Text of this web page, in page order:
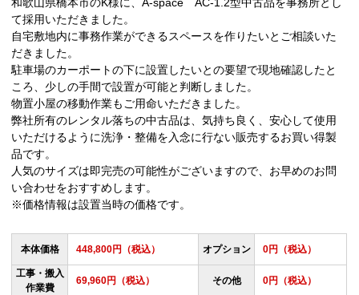
て採用いただきました。
自宅敷地内に事務作業ができるスペースを作りたいとご相談いた
だきました。
駐車場のカーポートの下に設置したいとの要望で現地確認したと
ころ、少しの手間で設置が可能と判断しました。
物置小屋の移動作業もご用命いただきました。
弊社所有のレンタル落ちの中古品は、気持ち良く、安心して使用
いただけるように洗浄・整備を入念に行ない販売するお買い得製
品です。
人気のサイズは即完売の可能性がございますので、お早めのお問
い合わせをおすすめします。
※価格情報は設置当時の価格です。
本体価格 448,800円（税込） オプション 0円（税込）
工事・搬入
作業費
69,960円（税込） その他 0円（税込）